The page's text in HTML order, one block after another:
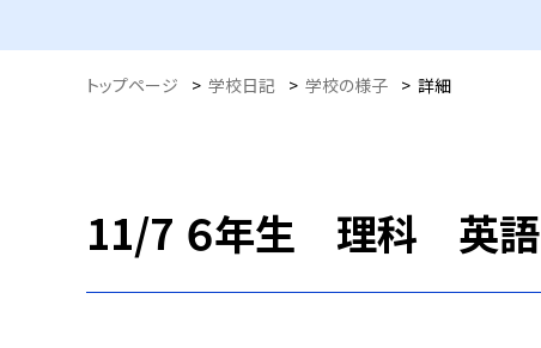
トップページ > 学校日記 > 学校の様子 > 詳細
11/7 ６年生 理科 英語